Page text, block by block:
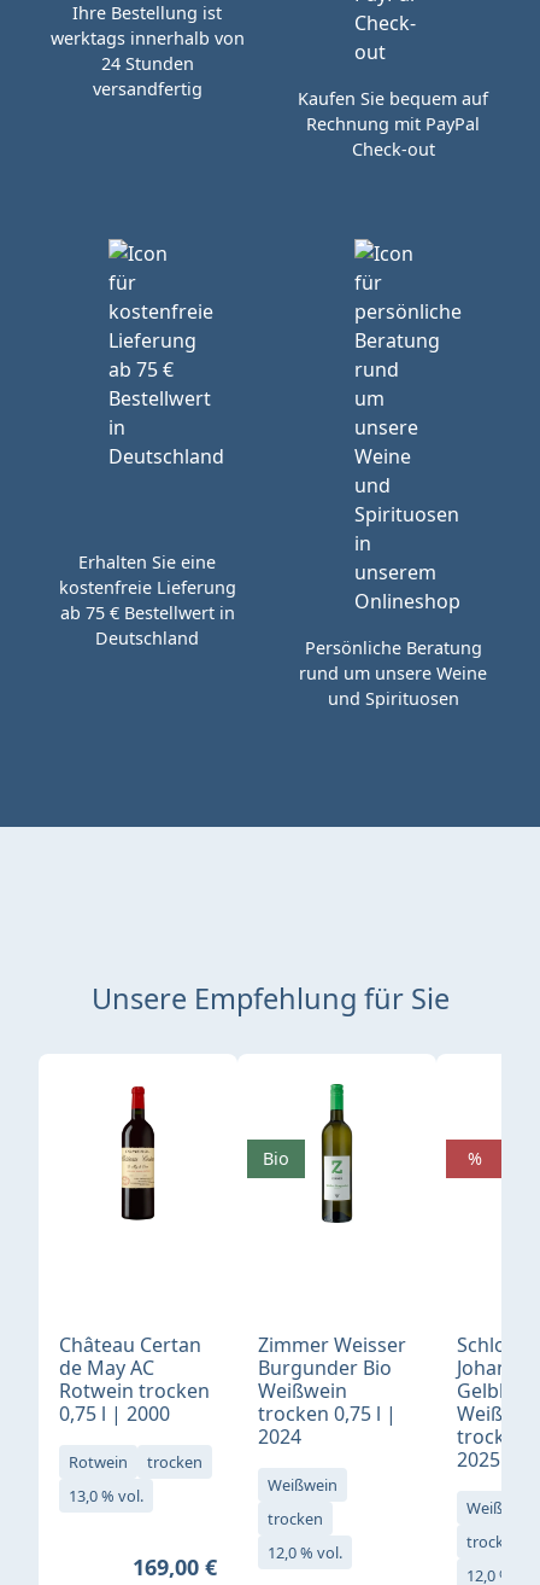
Ihre Bestellung ist
werktags innerhalb von
24 Stunden
versandfertig
Kaufen Sie bequem auf
Rechnung mit PayPal
Check-out
Erhalten Sie eine
kostenfreie Lieferung
ab 75 € Bestellwert in
Deutschland
Persönliche Beratung
rund um unsere Weine
und Spirituosen
Unsere Empfehlung für Sie
Produktgalerie überspringen
Château Certan
de May AC
Rotwein trocken
0,75 l | 2000
Rotwein
trocken
13,0 % vol.
Regulärer Preis:
169,00 €
Zimmer Weisser
Burgunder Bio
Weißwein
trocken 0,75 l |
2024
Weißwein
trocken
12,0 % vol.
Bio
Schloß
Gelblack
trocken
2025
Weißwein
trocken
12,0 % vol.
%